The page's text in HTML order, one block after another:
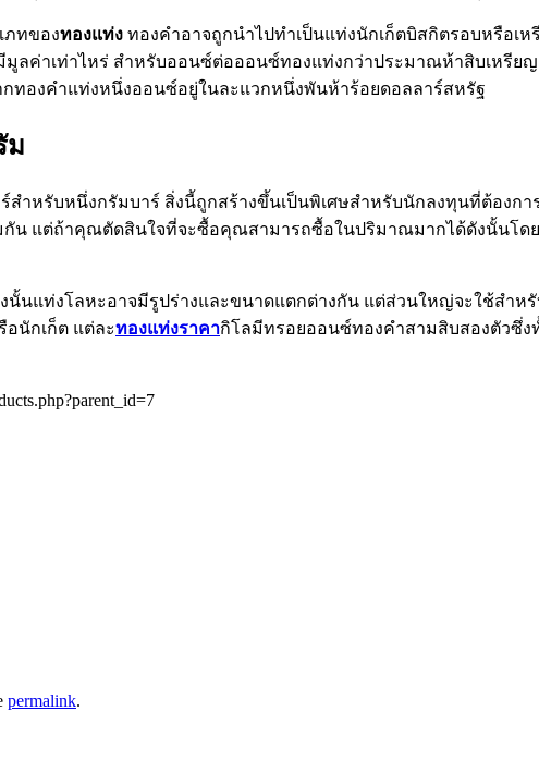
ภทของทองแท่ง ทองคำอาจถูกนำไปทำเป็นแท่งนักเก็ตบิสกิตรอบหรือ
ลค่าเท่าไหร่ สำหรับออนซ์ต่อออนซ์ทองแท่งกว่าประมาณห้าสิบเหรีย
ทองคำแท่งหนึ่งออนซ์อยู่ในละแวกหนึ่งพันห้าร้อยดอลลาร์สหรัฐ
ม
หรับหนึ่งกรัมบาร์ สิ่งนี้ถูกสร้างขึ้นเป็นพิเศษสำหรับนักลงทุนที่ต้องกา
กัน แต่ถ้าคุณตัดสินใจที่จะซื้อคุณสามารถซื้อในปริมาณมากได้ดังนั้นโด
นั้นแท่งโลหะอาจมีรูปร่างและขนาดแตกต่างกัน แต่ส่วนใหญ่จะใช้สำ
นักเก็ต แต่ละทองแท่งราคากิโลมีทรอยออนซ์ทองคำสามสิบสองตัวซึ่
permalink.